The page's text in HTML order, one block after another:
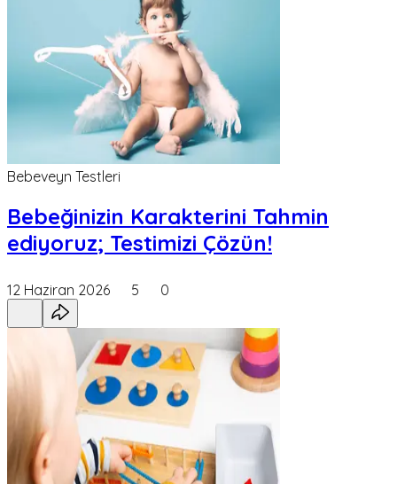
Bebeveyn Testleri
Bebeğinizin Karakterini Tahmin
ediyoruz; Testimizi Çözün!
12 Haziran 2026 5 0